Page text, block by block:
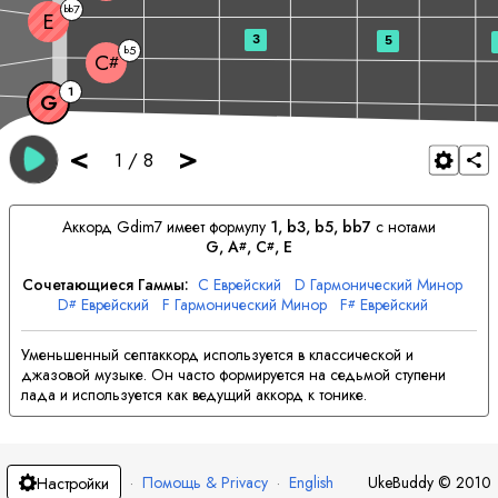
< 1 / 8 >
G 1
C#
b5
E bb7
3 5
Аккорд Gdim7 имеет формулу 1, b3, b5, bb7 с нотами
G, A#, C#, E
Сочетающиеся Гаммы: C Еврейский D Гармонический Минор
D# Еврейский F Гармонический Минор F# Еврейский
G Гармонический Минор A Еврейский
Уменьшенный септаккорд используется в классической и
джазовой музыке. Он часто формируется на седьмой ступени
лада и используется как ведущий аккорд к тонике.
Настройки · Помощь & Privacy · English UkeBuddy © 2010